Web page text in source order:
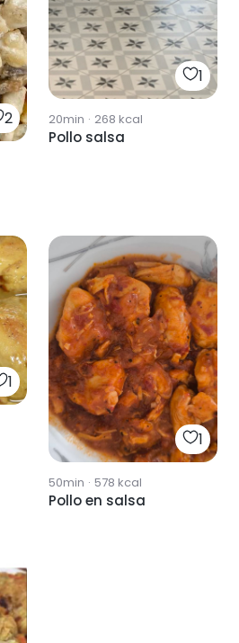
2
1
20min · 268 kcal
Pollo salsa
1
1
50min · 578 kcal
Pollo en salsa